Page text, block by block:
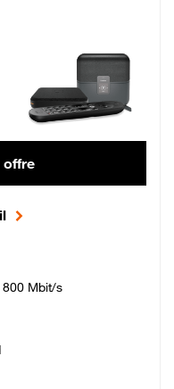
€ par mois, Engagement 12 mois
offre
Mbit/s